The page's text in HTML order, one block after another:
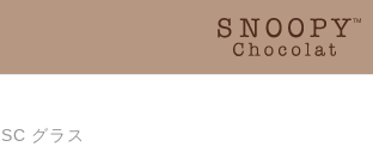
SC グラス